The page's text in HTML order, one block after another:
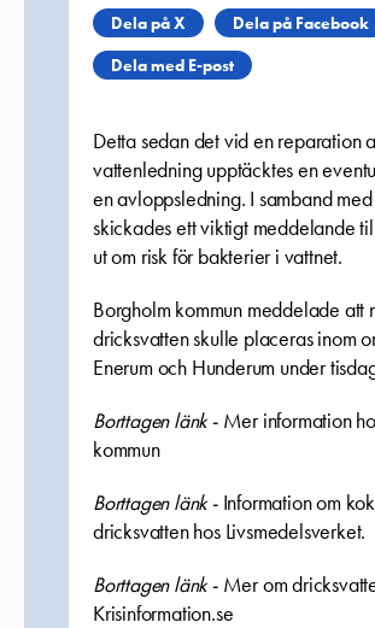
Dela på X
Dela på Facebook
Dela med E-post
Detta sedan det vid en reparation
vattenledning upptäcktes en
en avloppsledning. I samband
skickades ett viktigt meddelande
ut om risk för bakterier i vattnet.
Borgholm kommun meddelade att
dricksvatten skulle placeras inom
Enerum och Hunderum under
Borttagen länk - Mer information
kommun
Borttagen länk - Information om
dricksvatten hos Livsmedelsverket.
Borttagen länk - Mer om
Krisinformation.se